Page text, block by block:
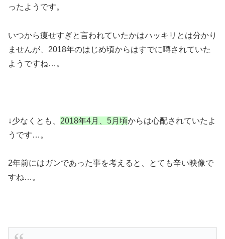
ったようです。
いつから痩せすぎと言われていたかはハッキリとは分かり
ませんが、2018年のはじめ頃からはすでに噂されていた
ようですね…。
↓少なくとも、 2018年4月、5月頃からは心配されていたよ
うです…。
2年前にはガンであった事を考えると、とても辛い映像で
すね…。